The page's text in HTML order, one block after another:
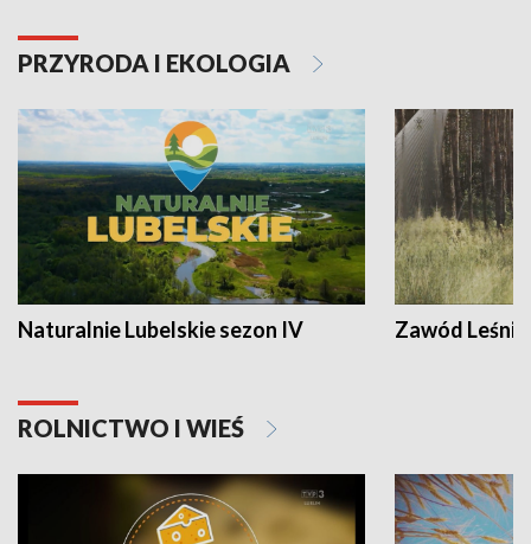
PRZYRODA I EKOLOGIA
Naturalnie Lubelskie sezon IV Zawód Leśnik
ROLNICTWO I WIEŚ